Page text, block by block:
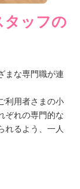
タッフの
まな専門職が連
利用者さまの小
ぞれの専門的な
れるよう、一人